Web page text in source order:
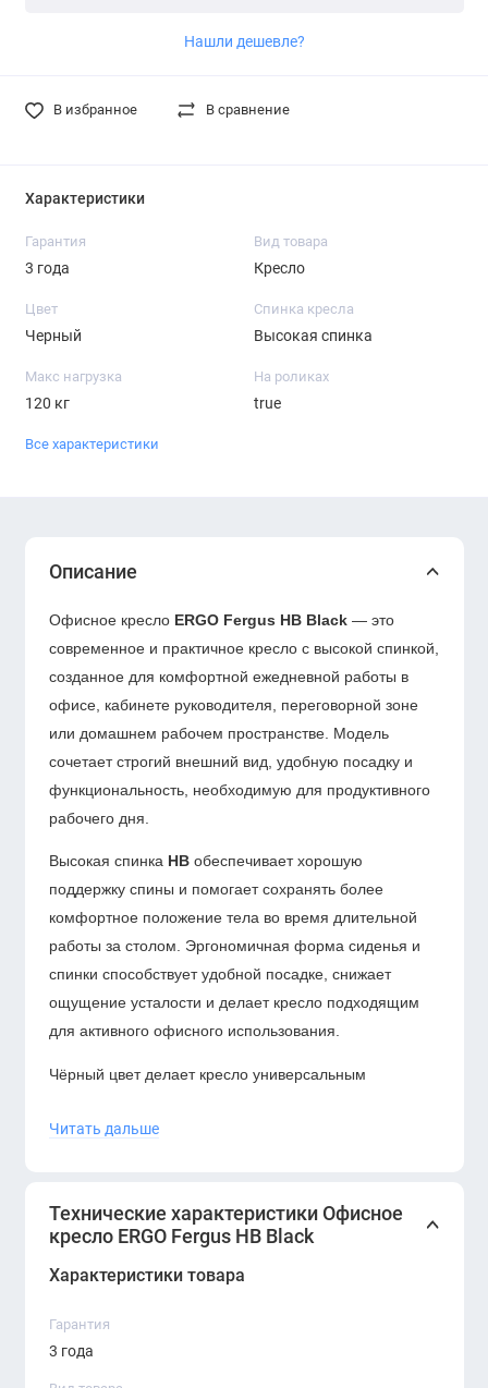
Нашли дешевле?
В избранное В сравнение
Характеристики
Гарантия
3 года
Вид товара
Кресло
Цвет
Черный
Спинка кресла
Высокая спинка
Макс нагрузка
120 кг
На роликах
true
Все характеристики
Описание
Офисное кресло ERGO Fergus HB Black — это
современное и практичное кресло с высокой спинкой,
созданное для комфортной ежедневной работы в
офисе, кабинете руководителя, переговорной зоне
или домашнем рабочем пространстве. Модель
сочетает строгий внешний вид, удобную посадку и
функциональность, необходимую для продуктивного
рабочего дня.
Высокая спинка HB обеспечивает хорошую
поддержку спины и помогает сохранять более
комфортное положение тела во время длительной
работы за столом. Эргономичная форма сиденья и
спинки способствует удобной посадке, снижает
ощущение усталости и делает кресло подходящим
для активного офисного использования.
Чёрный цвет делает кресло универсальным
Fergus HB Black
менеджеров, переговорных комнат и зон open-space.
позволяет адаптировать его под рост пользователя и
высоту рабочего стола. Устойчивая крестовина
обеспечивает надёжность конструкции, а колёсики
Читать дальше
Технические характеристики Офисное
кресло ERGO Fergus HB Black
Характеристики товара
Гарантия
3 года